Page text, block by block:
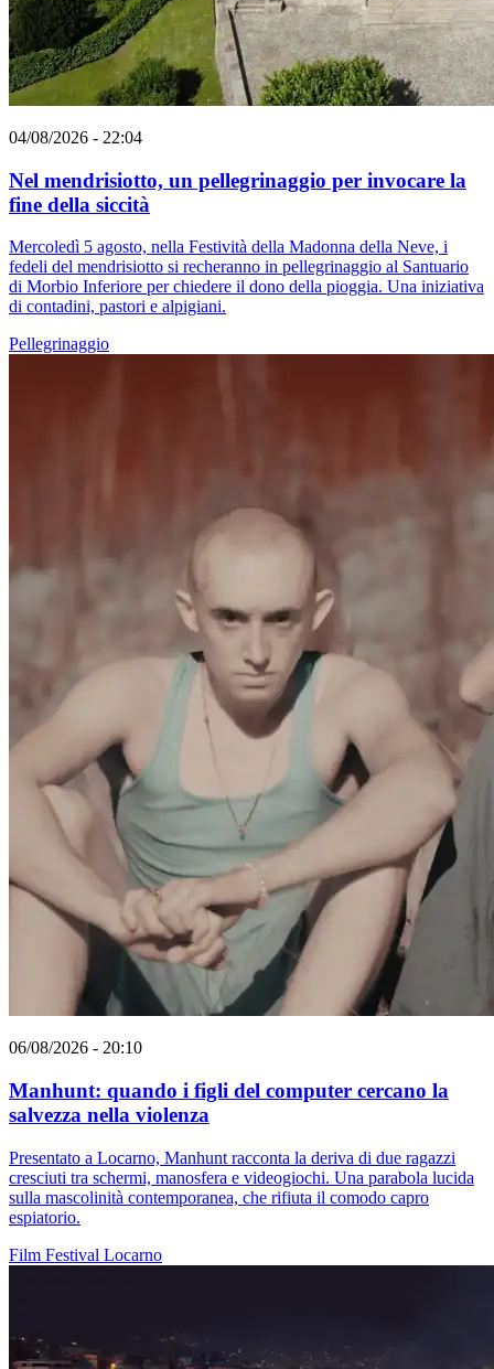
04/08/2026 - 22:04
Nel mendrisiotto, un pellegrinaggio per invocare la
fine della siccità
Mercoledì 5 agosto, nella Festività della Madonna della Neve, i
fedeli del mendrisiotto si recheranno in pellegrinaggio al Santuario
di Morbio Inferiore per chiedere il dono della pioggia. Una iniziativa
di contadini, pastori e alpigiani.
Pellegrinaggio
06/08/2026 - 20:10
Manhunt: quando i figli del computer cercano la
salvezza nella violenza
Presentato a Locarno, Manhunt racconta la deriva di due ragazzi
cresciuti tra schermi, manosfera e videogiochi. Una parabola lucida
sulla mascolinità contemporanea, che rifiuta il comodo capro
espiatorio.
Film Festival Locarno